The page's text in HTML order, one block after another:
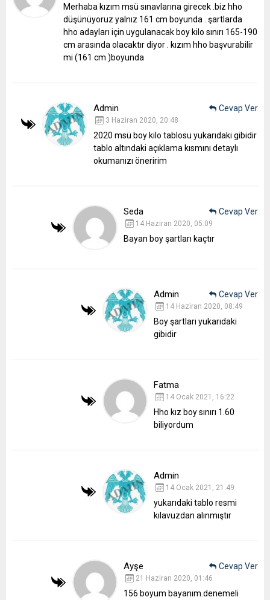
Merhaba kızım msü sınavlarına girecek .biz hho
düşünüyoruz yalnız 161 cm boyunda . şartlarda
hho adayları için uygulanacak boy kilo sınırı 165-190
cm arasında olacaktır diyor . kızım hho başvurabilir
mi (161 cm )boyunda
Admin
3 Haziran 2020, 20:48
2020 msü boy kilo tablosu yukarıdaki gibidir
tablo altındaki açıklama kısmını detaylı
okumanızı öneririm
Cevap Ver
Seda
14 Haziran 2020, 05:09
Bayan boy şartları kaçtır
Cevap Ver
Admin
14 Haziran 2020, 08:49
Boy şartları yukarıdaki
gibidir
Cevap Ver
Fatma
14 Ocak 2021, 16:22
Hho kız boy sınırı 1.60
biliyordum
Admin
14 Ocak 2021, 21:49
yukarıdaki tablo resmi
kılavuzdan alınmıştır
Ayşe
21 Haziran 2020, 01:46
156 boyum bayanım.denemeli
Cevap Ver